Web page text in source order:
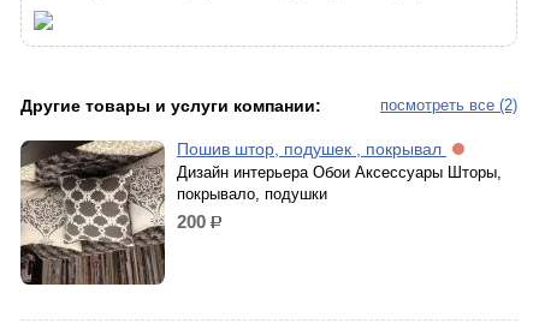
посмотреть все (2)
Другие товары и услуги компании:
Пошив штор, подушек , покрывал
Дизайн интерьера Обои Аксессуары Шторы,
покрывало, подушки
200 р.